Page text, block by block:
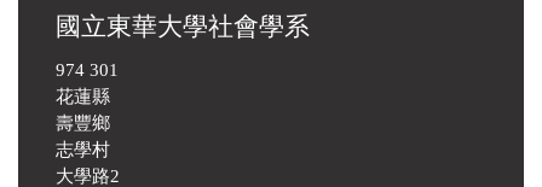
國立東華大學社會學系
974 301
花蓮縣
壽豐鄉
志學村
大學路2